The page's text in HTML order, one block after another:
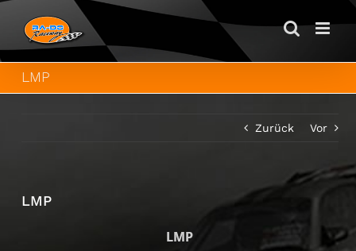
Zum
Inhalt
springen
LMP
Zurück Vor
LMP
LMP